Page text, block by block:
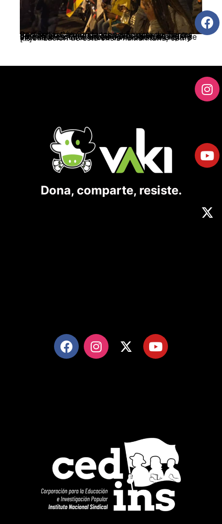
Por: Sebastián Cristancho – Equipo de Tierras Cedins En Colombia, las agresiones en contra de líderes y lideresas sociales, defensores de derechos humanos, ocurren bajo un ambiente de indiferencia e inacción por parte de las autoridades. Esta situación ha llevado a que se articulen distintos mecanismos de denuncia y visibilización de esta crisis humanitaria, como […]
Dona, comparte, resiste.